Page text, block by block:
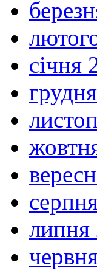
січня
липня